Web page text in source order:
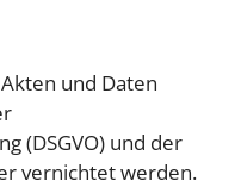
und Daten
(DSGVO) und der
vernichtet werden.